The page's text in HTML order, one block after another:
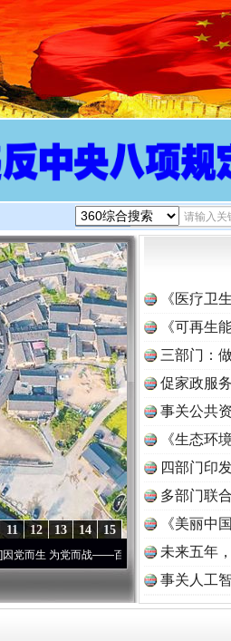
15
14
13
12
11
党而战——百年“纪”事⑧加强纪律..·[视频]牢记
《医疗卫
《可再生
三部门：
促家政服
事关公共
《生态环
读
四部门印
多部门联
《美丽中
未来五年
事关人工